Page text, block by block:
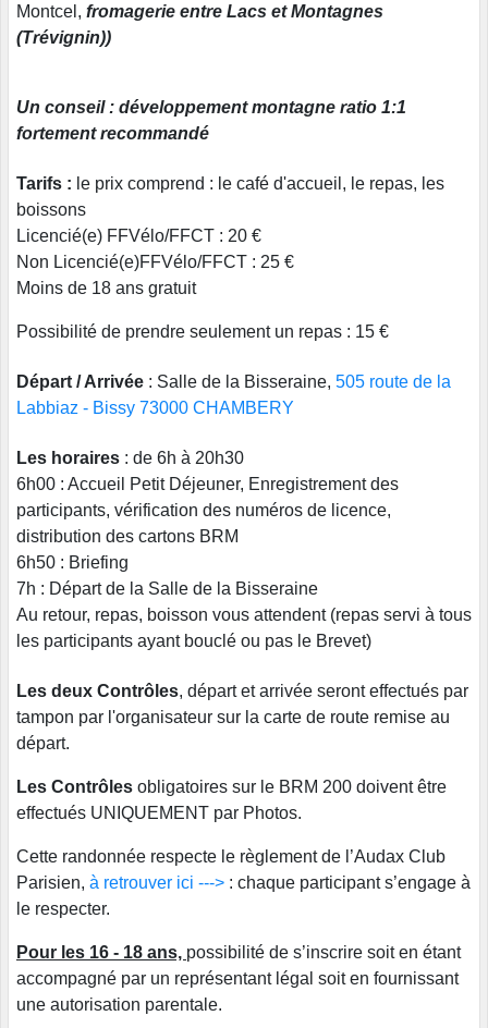
Montcel, fromagerie entre Lacs et Montagnes
(Trévignin))
Un conseil : développement montagne ratio 1:1
fortement recommandé
Tarifs : le prix comprend : le café d'accueil, le repas, les
boissons
Licencié(e) FFVélo/FFCT : 20 €
Non Licencié(e)FFVélo/FFCT : 25 €
Moins de 18 ans gratuit
Possibilité de prendre seulement un repas : 15 €
Départ / Arrivée : Salle de la Bisseraine, 505 route de la
Labbiaz - Bissy 73000 CHAMBERY
Les horaires : de 6h à 20h30
6h00 : Accueil Petit Déjeuner, Enregistrement des
participants, vérification des numéros de licence,
distribution des cartons BRM
6h50 : Briefing
7h : Départ de la Salle de la Bisseraine
Au retour, repas, boisson vous attendent (repas servi à tous
les participants ayant bouclé ou pas le Brevet)
Les deux Contrôles, départ et arrivée seront effectués par
tampon par l'organisateur sur la carte de route remise au
départ.
Les Contrôles obligatoires sur le BRM 200 doivent être
effectués UNIQUEMENT par Photos.
Cette randonnée respecte le règlement de l’Audax Club
Parisien, à retrouver ici ---> : chaque participant s’engage à
le respecter.
Pour les 16 - 18 ans, possibilité de s’inscrire soit en étant
accompagné par un représentant légal soit en fournissant
une autorisation parentale.